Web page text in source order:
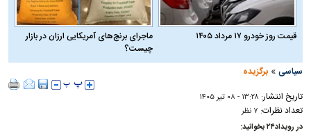
قیمت روز خودرو ۱۷ مرداد ۱۴۰۵
ماجرای برنج‌های آمریکایی ارزان در بازار
چیست؟
سیاسی »برگزیده
تاریخ انتشار: ۱۳:۲۸ - ۰۸ تير ۱۴۰۵
تعداد نظرات: ۷ نظر
در رویداد۲۴ بخوانید: